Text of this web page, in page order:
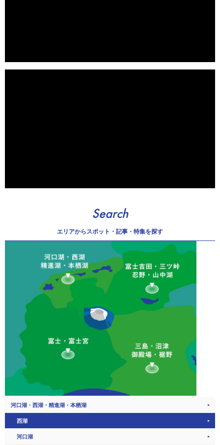
Search
エリアからスポット・記事・特集を探す
河口湖・西湖・精進湖・本栖湖
西湖
河口湖